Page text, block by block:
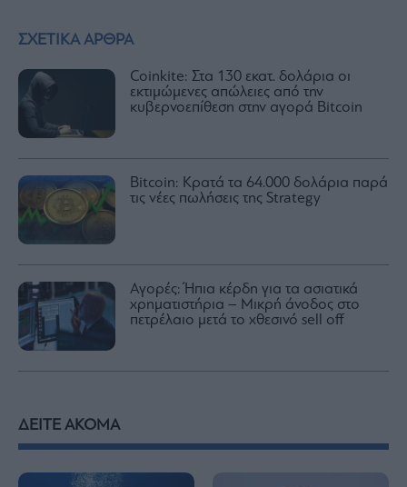
ΣΧΕΤΙΚΑ ΑΡΘΡΑ
Coinkite: Στα 130 εκατ. δολάρια οι
εκτιμώμενες απώλειες από την
κυβερνοεπίθεση στην αγορά Bitcoin
Bitcoin: Κρατά τα 64.000 δολάρια παρά
τις νέες πωλήσεις της Strategy
Αγορές: Ήπια κέρδη για τα ασιατικά
χρηματιστήρια – Μικρή άνοδος στο
πετρέλαιο μετά το χθεσινό sell off
ΔΕΙΤΕ ΑΚΟΜΑ